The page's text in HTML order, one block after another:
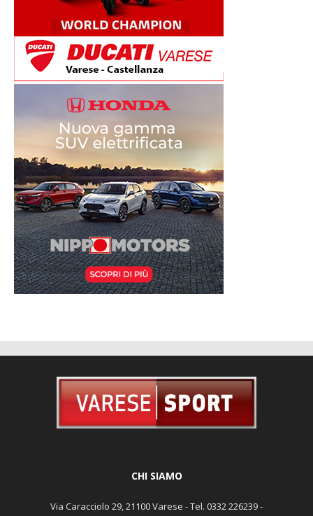
CHI SIAMO
Via Caracciolo 29, 21100 Varese - Tel. 0332 226239 -